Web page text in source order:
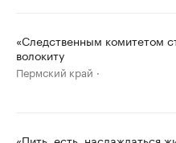
«Следственным комитетом
волокиту
Пермский край